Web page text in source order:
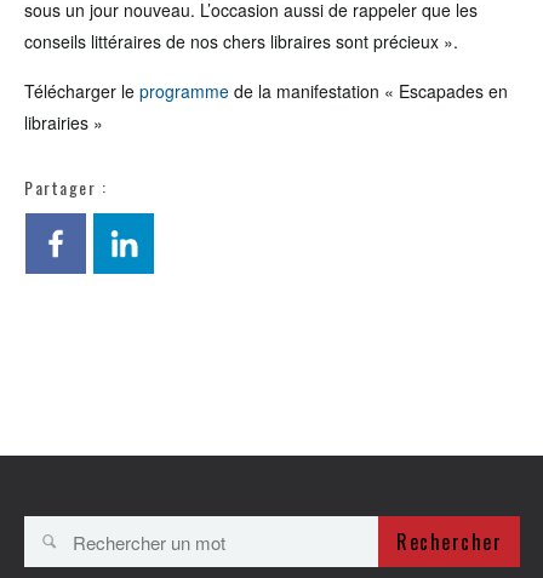
sous un jour nouveau. L’occasion aussi de rappeler que les
conseils littéraires de nos chers libraires sont précieux ».
Télécharger le programme de la manifestation « Escapades en
librairies »
Partager :
Rechercher